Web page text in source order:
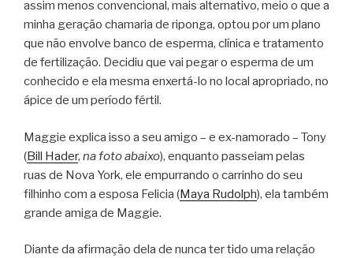
assim menos convencional, mais alternativo, meio o que a
minha geração chamaria de riponga, optou por um plano
que não envolve banco de esperma, clínica e tratamento
de fertilização. Decidiu que vai pegar o esperma de um
conhecido e ela mesma enxertá-lo no local apropriado, no
ápice de um período fértil.
Maggie explica isso a seu amigo – e ex-namorado – Tony
(Bill Hader, na foto abaixo), enquanto passeiam pelas
ruas de Nova York, ele empurrando o carrinho do seu
filhinho com a esposa Felicia (Maya Rudolph), ela também
grande amiga de Maggie.
Diante da afirmação dela de nunca ter tido uma relação